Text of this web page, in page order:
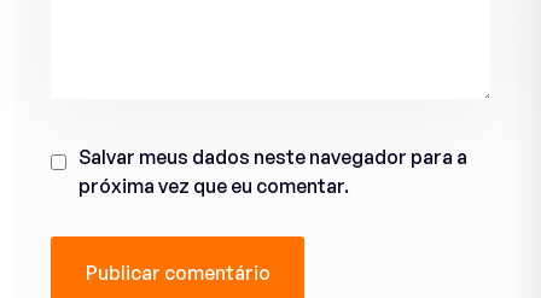
Salvar meus dados neste navegador para a
próxima vez que eu comentar.